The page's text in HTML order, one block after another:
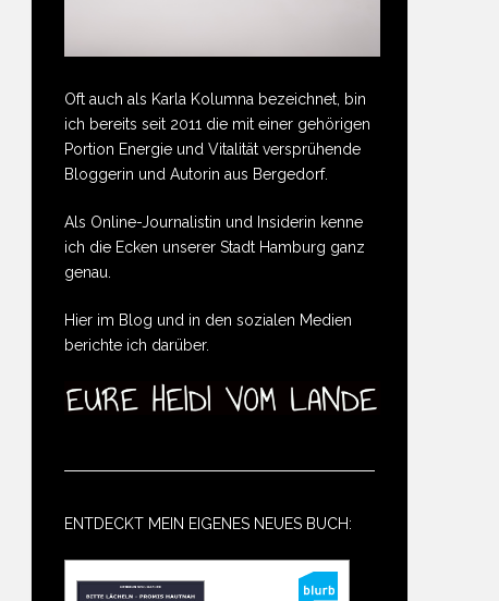
Oft auch als Karla Kolumna bezeichnet, bin
ich bereits seit 2011 die mit einer gehörigen
Portion Energie und Vitalität versprühende
Bloggerin und Autorin aus Bergedorf.
Als Online-Journalistin und Insiderin kenne
ich die Ecken unserer Stadt Hamburg ganz
genau.
Hier im Blog und in den sozialen Medien
berichte ich darüber.
ENTDECKT MEIN EIGENES NEUES BUCH: